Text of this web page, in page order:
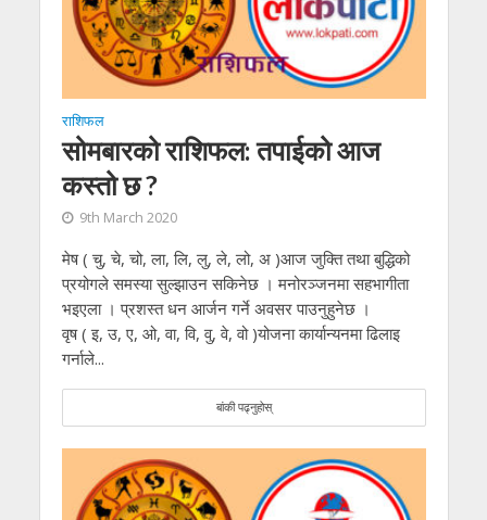
राशिफल
सोमबारको राशिफल: तपाईको आज
कस्तो छ ?
9th March 2020
मेष ( चु, चे, चो, ला, लि, लु, ले, लो, अ )आज जुक्ति तथा बुद्धिको
प्रयोगले समस्या सुल्झाउन सकिनेछ । मनोरञ्जनमा सहभागीता
भइएला । प्रशस्त धन आर्जन गर्ने अवसर पाउनुहुनेछ ।
वृष ( इ, उ, ए, ओ, वा, वि, वु, वे, वो )योजना कार्यान्यनमा ढिलाइ
गर्नाले...
बांकी पढ्नुहोस्